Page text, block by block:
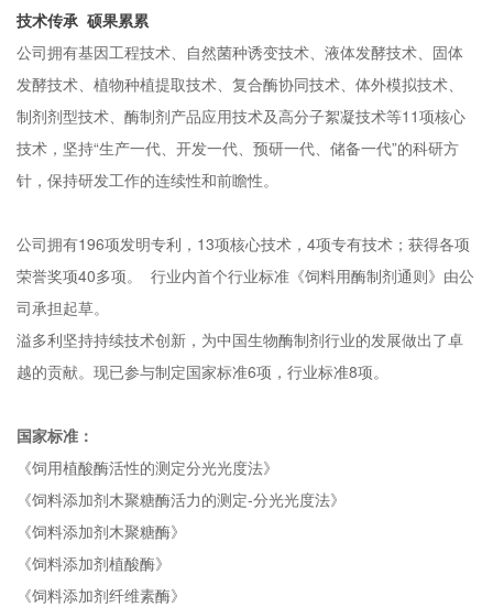
技术传承 硕果累累
公司拥有基因工程技术、自然菌种诱变技术、液体发酵技术、固体
发酵技术、植物种植提取技术、复合酶协同技术、体外模拟技术、
制剂剂型技术、酶制剂产品应用技术及高分子絮凝技术等11项核心
技术，坚持“生产一代、开发一代、预研一代、储备一代”的科研方
针，保持研发工作的连续性和前瞻性。
公司拥有196项发明专利，13项核心技术，4项专有技术；获得各项
荣誉奖项40多项。 行业内首个行业标准《饲料用酶制剂通则》由公
司承担起草。
溢多利坚持持续技术创新，为中国生物酶制剂行业的发展做出了卓
越的贡献。现已参与制定国家标准6项，行业标准8项。
国家标准：
《饲用植酸酶活性的测定分光光度法》
《饲料添加剂木聚糖酶活力的测定-分光光度法》
《饲料添加剂木聚糖酶》
《饲料添加剂植酸酶》
《饲料添加剂纤维素酶》